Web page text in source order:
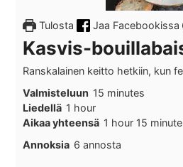
Tulosta Jaa Facebookissa
Kasvis-
Ranskalainen keitto hetkiin, kun
Valmisteluun 15 minutes
minutes
Liedellä 1 hour
hour
Aikaa yhteensä 1 hour
hour 15
Annoksia 6 annosta